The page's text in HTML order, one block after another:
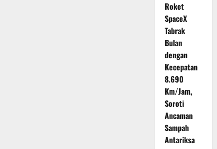
Roket
SpaceX
Tabrak
Bulan
dengan
Kecepatan
8.690
Km/Jam,
Soroti
Ancaman
Sampah
Antariksa